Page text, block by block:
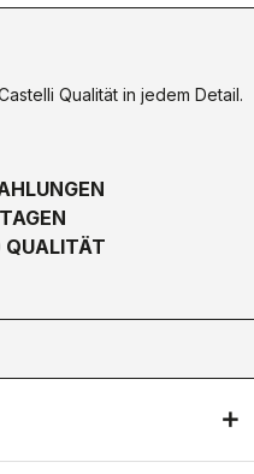
Qualität in jedem Detail.
QUALITÄT